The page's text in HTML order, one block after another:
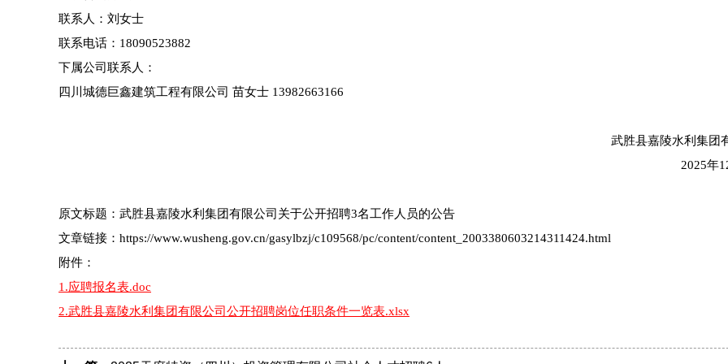
联系人：刘女士
联系电话：18090523882
下属公司联系人：
四川城德巨鑫建筑工程有限公司 苗女士 13982663166
武胜县嘉陵水利集团
2025年
原文标题：武胜县嘉陵水利集团有限公司关于公开招聘3名工作人员的公告
文章链接：https://www.wusheng.gov.cn/gasylbzj/c109568/pc/content/content_2003380603214311424.html
附件：
1.应聘报名表.doc
2.武胜县嘉陵水利集团有限公司公开招聘岗位任职条件一览表.xlsx